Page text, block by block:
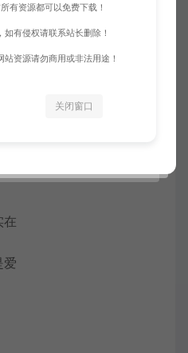
在
爱
有资源都可以免费下载！
有侵权请联系站长删除！
资源请勿商用或非法用途！
关闭窗口